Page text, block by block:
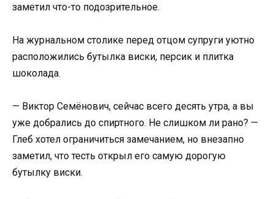
заметил что-то подозрительное.
На журнальном столике перед отцом супруги уютно
расположились бутылка виски, персик и плитка
шоколада.
— Виктор Семёнович, сейчас всего десять утра, а вы
уже добрались до спиртного. Не слишком ли рано? —
Глеб хотел ограничиться замечанием, но внезапно
заметил, что тесть открыл его самую дорогую
бутылку виски.